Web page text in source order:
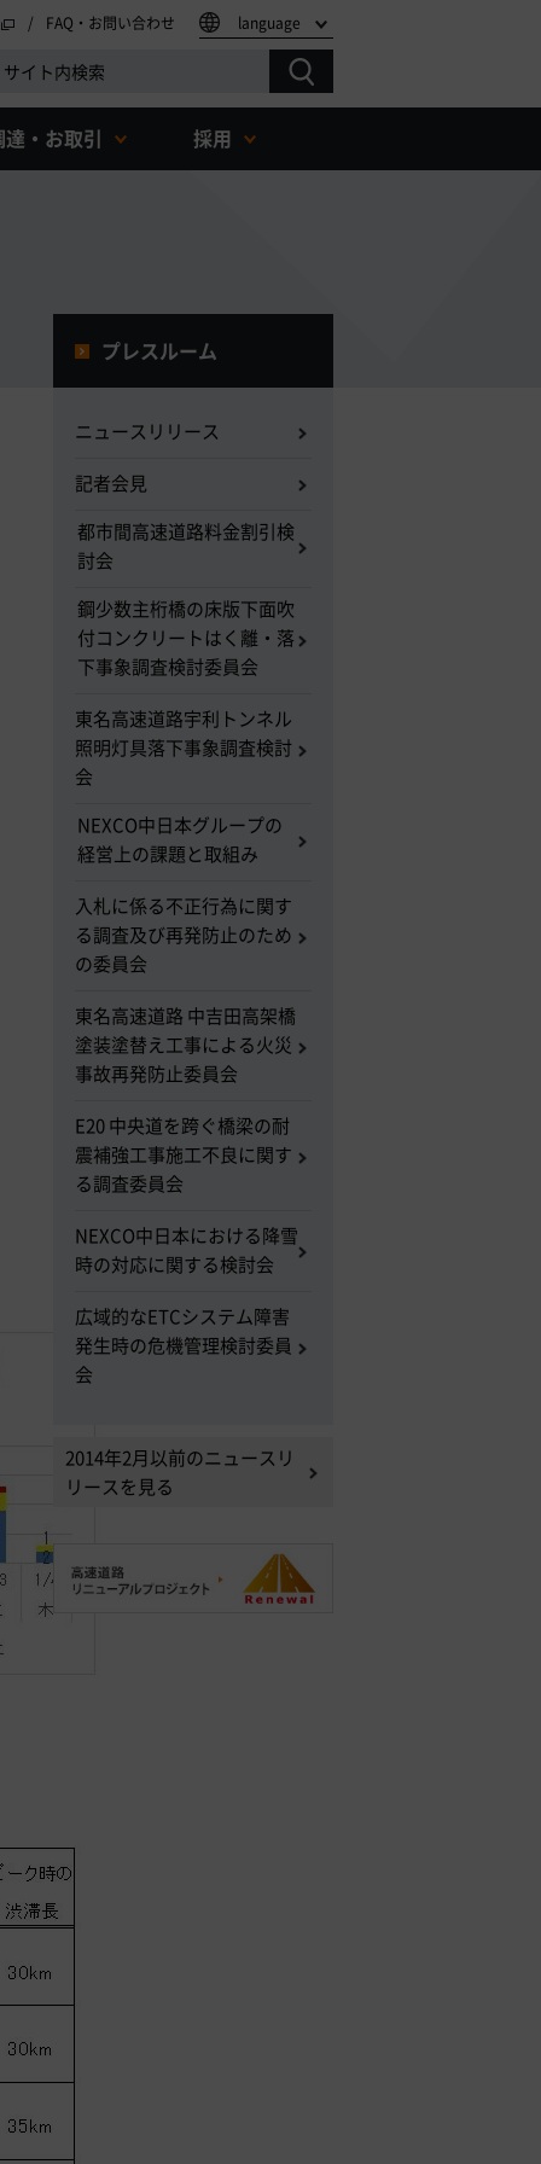
FAQ・お問い合わせ language
達・お取引 採用
プレスルーム
ニュースリリース
記者会見
都市間高速道路料金割引検
討会
鋼少数主桁橋の床版下面吹
付コンクリートはく離・落
下事象調査検討委員会
東名高速道路宇利トンネル
照明灯具落下事象調査検討
会
NEXCO中日本グループの
経営上の課題と取組み
入札に係る不正行為に関す
る調査及び再発防止のため
の委員会
東名高速道路 中吉田高架橋
塗装塗替え工事による火災
事故再発防止委員会
E20 中央道を跨ぐ橋梁の耐
震補強工事施工不良に関す
る調査委員会
NEXCO中日本における降雪
時の対応に関する検討会
広域的なETCシステム障害
発生時の危機管理検討委員
会
2014年2月以前のニュースリ
リースを見る